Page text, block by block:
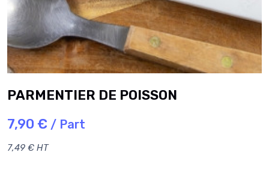
PARMENTIER DE POISSON
7,90 € / Part
7,49 € HT